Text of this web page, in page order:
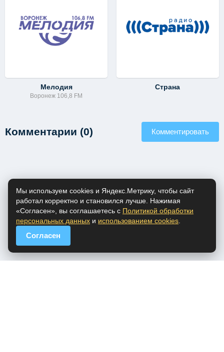
Мелодия
Воронеж 106,8 FM
Страна
Комментарии (0) Комментировать
Мы используем cookies и Яндекс.Метрику, чтобы сайт
работал корректно и становился лучше. Нажимая
«Согласен», вы соглашаетесь с Политикой обработки
персональных данных и использованием cookies
Согласен